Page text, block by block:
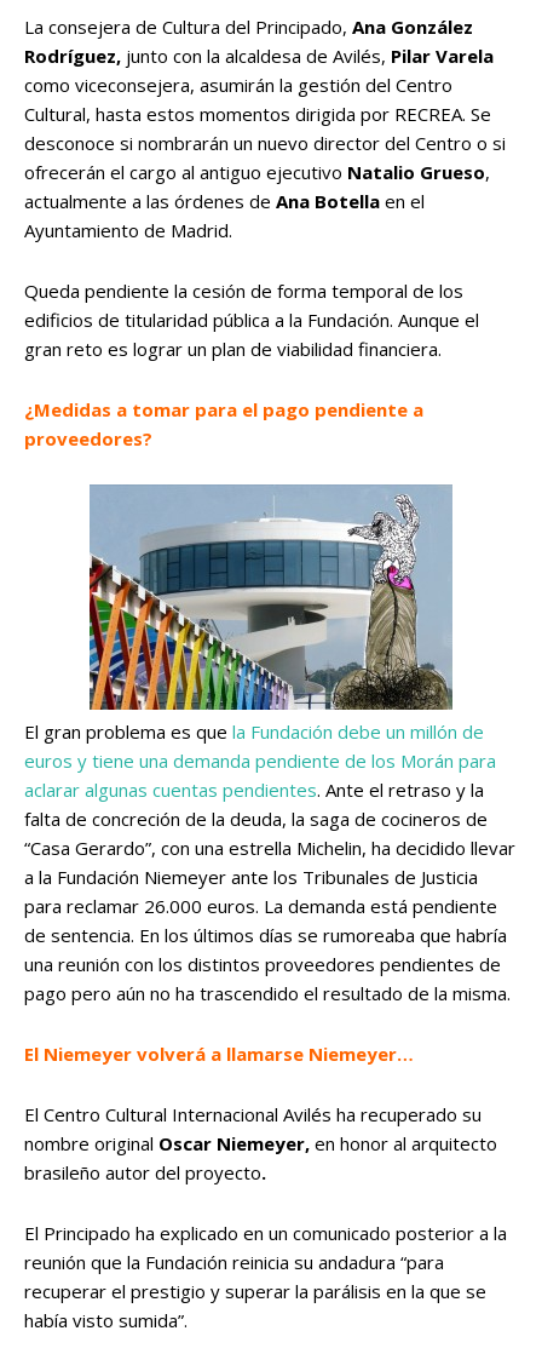
La consejera de Cultura del Principado, Ana González
Rodríguez, junto con la alcaldesa de Avilés, Pilar Varela
como viceconsejera, asumirán la gestión del Centro
Cultural, hasta estos momentos dirigida por RECREA. Se
desconoce si nombrarán un nuevo director del Centro o si
ofrecerán el cargo al antiguo ejecutivo Natalio Grueso,
actualmente a las órdenes de Ana Botella en el
Ayuntamiento de Madrid.
Queda pendiente la cesión de forma temporal de los
edificios de titularidad pública a la Fundación. Aunque el
gran reto es lograr un plan de viabilidad financiera.
¿Medidas a tomar para el pago pendiente a
proveedores?
El gran problema es que la Fundación debe un millón de
euros y tiene una demanda pendiente de los Morán para
aclarar algunas cuentas pendientes. Ante el retraso y la
falta de concreción de la deuda, la saga de cocineros de
“Casa Gerardo”, con una estrella Michelin, ha decidido llevar
a la Fundación Niemeyer ante los Tribunales de Justicia
para reclamar 26.000 euros. La demanda está pendiente
de sentencia. En los últimos días se rumoreaba que habría
una reunión con los distintos proveedores pendientes de
pago pero aún no ha trascendido el resultado de la misma.
El Niemeyer volverá a llamarse Niemeyer…
El Centro Cultural Internacional Avilés ha recuperado su
nombre original Oscar Niemeyer, en honor al arquitecto
brasileño autor del proyecto.
El Principado ha explicado en un comunicado posterior a la
reunión que la Fundación reinicia su andadura “para
recuperar el prestigio y superar la parálisis en la que se
había visto sumida”.